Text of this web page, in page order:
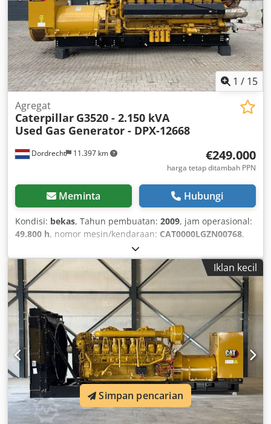
1 / 15
Dordrecht 11.397 km
Agregat
Caterpillar G3520 - 2.150 kVA
Used Gas Generator - DPX-12668
€249.000
harga tetap ditambah PPN
Meminta Hubungi
Kondisi: bekas, Tahun pembuatan: 2009, jam operasional:
49.800 h, nomor mesin/kendaraan: CAT0000LGZN00768,
, produsen motor:
G3520C, Tujuan penggunaan: Konstruksi Dkodpfx Afszpdn
Iehsr Berat kosong: 17.500 kg Daya generator: 2.150 kVA
Dimensi ruang muat: 7 x 2 x 27 cm Hubungi Tim DPX untuk
informasi lebih lanjut. = Opsi dan aksesori tambahan = -
Panel kontrol
Iklan kecil
Simpan pencarian